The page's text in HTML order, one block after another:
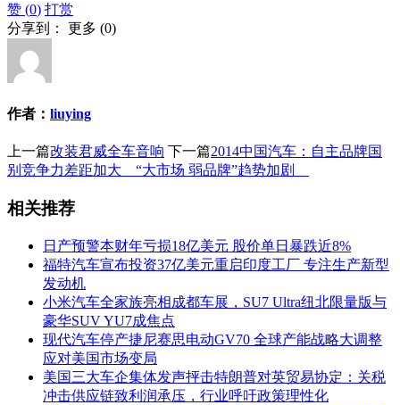
赞 (0) 打赏
分享到： 更多 (0)
作者： liuying
上一篇改装君威全车音响 下一篇2014中国汽车：自主品牌国
别竞争力差距加大 “大市场 弱品牌”趋势加剧
相关推荐
日产预警本财年亏损18亿美元 股价单日暴跌近8%
福特汽车宣布投资37亿美元重启印度工厂 专注生产新型
发动机
小米汽车全家族亮相成都车展，SU7 Ultra纽北限量版与
豪华SUV YU7成焦点
现代汽车停产捷尼赛思电动GV70 全球产能战略大调整
应对美国市场变局
美国三大车企集体发声抨击特朗普对英贸易协定：关税
冲击供应链致利润承压，行业呼吁政策理性化